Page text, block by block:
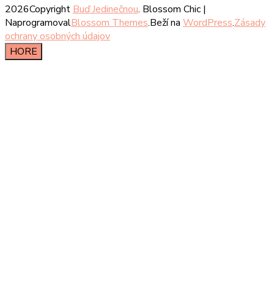
2026Copyright Buď Jedinečnou. Blossom Chic |
NaprogramovalBlossom Themes.Beží na WordPress.Zásady
ochrany osobných údajov
HORE